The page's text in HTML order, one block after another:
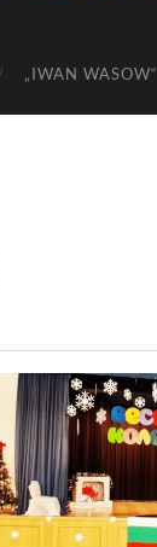
„IWAN WASOW“